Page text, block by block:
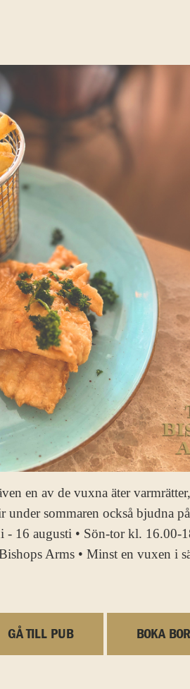
en av de vuxna äter
sommaren också bjudna
- 16 augusti • Sön-tor kl. 16.00-
Arms • Minst en vuxen i
GÅ TILL PUB BOKA